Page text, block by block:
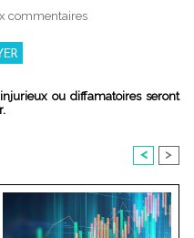
commentaires
ou diffamatoires seront
< >